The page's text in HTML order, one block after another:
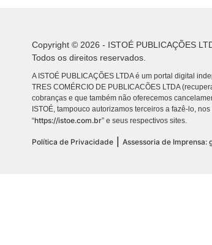
Copyright © 2026 - ISTOÉ PUBLICAÇÕES
Todos os direitos reservados.
A ISTOÉ PUBLICAÇÕES LTDA é um portal digital
TRES COMÉRCIO DE PUBLICACÕES LTDA
cobranças e que também não oferecemos
ISTOÉ, tampouco autorizamos terceiros a fazê-lo,
“https://istoe.com.br” e seus respectivos sites.
Política de Privacidade Assessoria de Imprensa: